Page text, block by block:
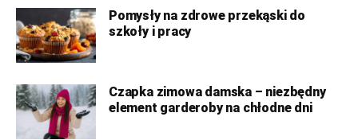
Pomysły na zdrowe przekąski do
szkoły i pracy
Czapka zimowa damska – niezbędny
element garderoby na chłodne dni